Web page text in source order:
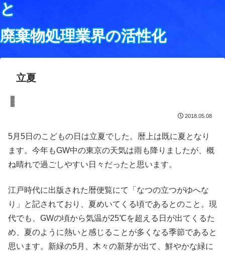
と
廃棄物処理業界の活性化
立夏
ブログ
2018.05.08
5月5日のこどもの日は立夏でした。暦上は既に夏となり
ます。今年もGW中の東京の天気は雨も降りましたが、概
ね晴れで過ごしやすい日々だったと思います。
江戸時代に出版された暦便覧にて「なつの立つがゆへな
り」と記されており、夏めいてくる頃であるとのこと。現
代でも、GWの頃から気温が25℃を超える日が出てくるた
め、夏のように熱いと感じることが多くなる季節であると
思います。新緑の5月、木々の新芽が出て、鮮やかな緑に